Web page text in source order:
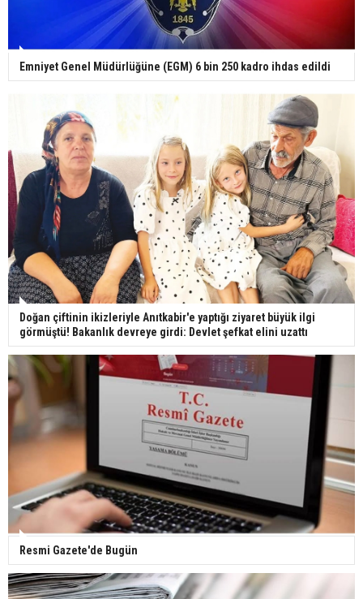
Emniyet Genel Müdürlüğüne (EGM) 6 bin 250 kadro ihdas edildi
Doğan çiftinin ikizleriyle Anıtkabir'e yaptığı ziyaret büyük ilgi
görmüştü! Bakanlık devreye girdi: Devlet şefkat elini uzattı
Resmi Gazete'de Bugün